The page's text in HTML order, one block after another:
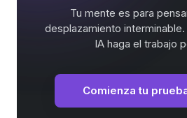
Tu mente es para
desplazamiento
IA haga el trabajo
Comienza tu